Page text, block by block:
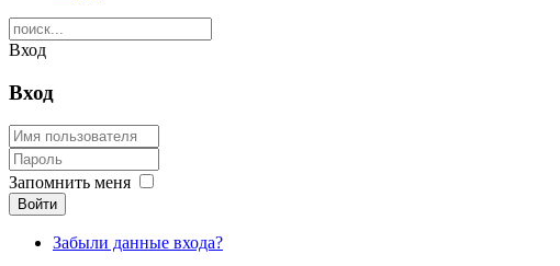
Вход
Вход
Запомнить меня
Войти
Забыли данные входа?